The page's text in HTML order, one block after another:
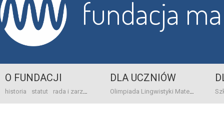
fundacja
O FUNDACJI
historia statut rada i zarząd dane bankowo-adresowe kontakt
DLA UCZNIÓW
Olimpiada Lingwistyki Matematycznej